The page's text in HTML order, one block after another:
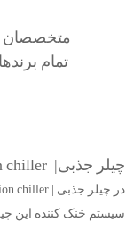
متخصصان
تمام
چیلر جذبی| Absorption chiller چیست؟
در چیلر جذبی | Absorption chiller ، از جذب کننده ها (absorbers) و مولدهای حرارتی (ژنراتور) استفاده می شود.
سیستم خنک کننده این